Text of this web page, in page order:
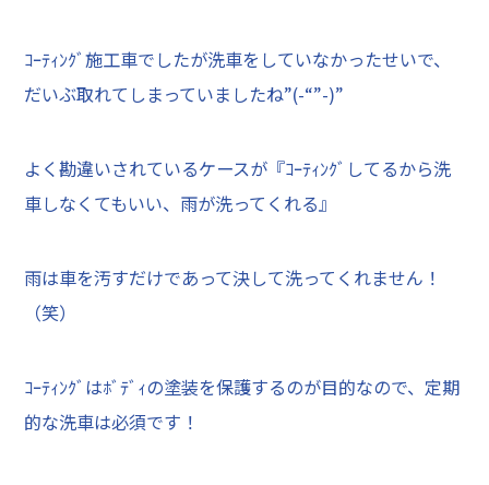
ｺｰﾃｨﾝｸﾞ施工車でしたが洗車をしていなかったせいで、
だいぶ取れてしまっていましたね”(-“”-)”
よく勘違いされているケースが『ｺｰﾃｨﾝｸﾞしてるから洗
車しなくてもいい、雨が洗ってくれる』
雨は車を汚すだけであって決して洗ってくれません！
（笑）
ｺｰﾃｨﾝｸﾞはﾎﾞﾃﾞｨの塗装を保護するのが目的なので、定期
的な洗車は必須です！